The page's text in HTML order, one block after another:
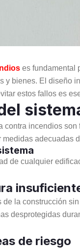
es fundamental
y bienes. El diseño
estos fallos es
incendios
adecuadas
de cualquier
la construcción
desprotegidas
de riesgo